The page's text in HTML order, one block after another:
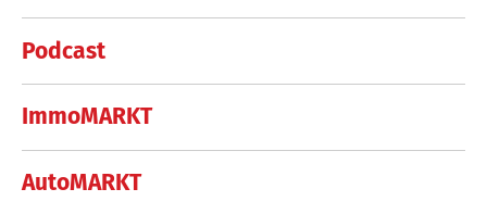
Podcast
ImmoMARKT
AutoMARKT